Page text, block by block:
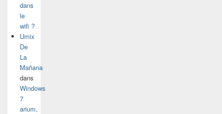
dans
le
wifi ?
Umix
De
La
Mañana
dans
Windows
7
arium,